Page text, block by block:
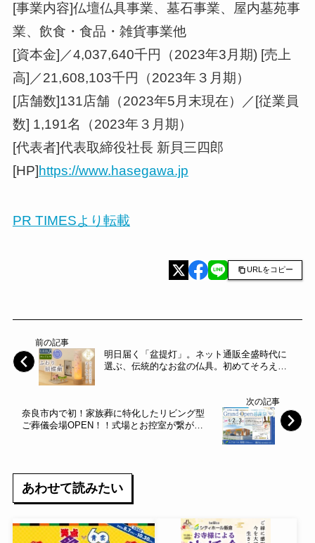
[事業内容]仏壇仏具事業、墓石事業、屋内墓苑事
業、飲食・食品・雑貨事業他
[資本金]／4,037,640千円（2023年3月期) [売上
高]／21,608,103千円（2023年３月期）
[店舗数]131店舗（2023年5月末現在）／[従業員
数] 1,191名（2023年３月期）
[代表者]代表取締役社長 新貝三四郎
[HP] https://www.hasegawa.jp
PR TIMESより転載
URLをコピー
前の記事
明日届く「盆提灯」。ネット通販全盛時代に
選ぶ、伝統的なお盆の仏具。初めてそろえる
次の記事
奈良市内で初！家族葬に特化したリビング型
ご葬儀会場OPEN！！式場とお控室が繋がっ
あわせて読みたい